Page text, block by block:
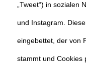
„Tweet“) in sozialen
und Instagram.
eingebettet, der von
stammt und Cookies